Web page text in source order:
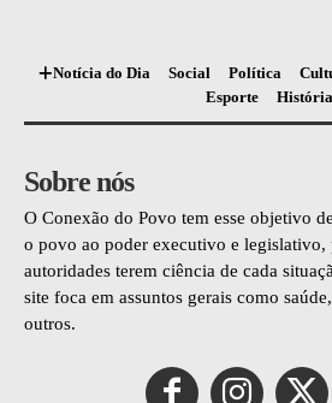
Notícia do Dia Social Política
Esporte
História
Sobre nós
O Conexão do Povo tem esse objetivo
o povo ao poder executivo e legislativo,
autoridades terem ciência de cada
site foca em assuntos gerais como
outros.